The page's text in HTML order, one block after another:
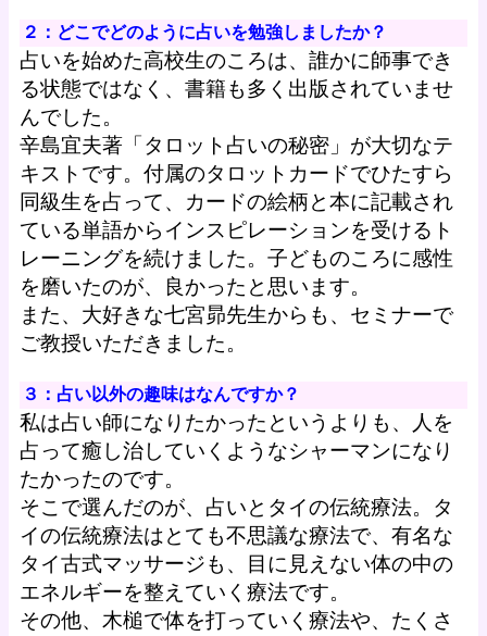
２：どこでどのように占いを勉強しましたか？
占いを始めた高校生のころは、誰かに師事でき
る状態ではなく、書籍も多く出版されていませ
んでした。
辛島宜夫著「タロット占いの秘密」が大切なテ
キストです。付属のタロットカードでひたすら
同級生を占って、カードの絵柄と本に記載され
ている単語からインスピレーションを受けるト
レーニングを続けました。子どものころに感性
を磨いたのが、良かったと思います。
また、大好きな七宮昴先生からも、セミナーで
ご教授いただきました。
３：占い以外の趣味はなんですか？
私は占い師になりたかったというよりも、人を
占って癒し治していくようなシャーマンになり
たかったのです。
そこで選んだのが、占いとタイの伝統療法。タ
イの伝統療法はとても不思議な療法で、有名な
タイ古式マッサージも、目に見えない体の中の
エネルギーを整えていく療法です。
その他、木槌で体を打っていく療法や、たくさ